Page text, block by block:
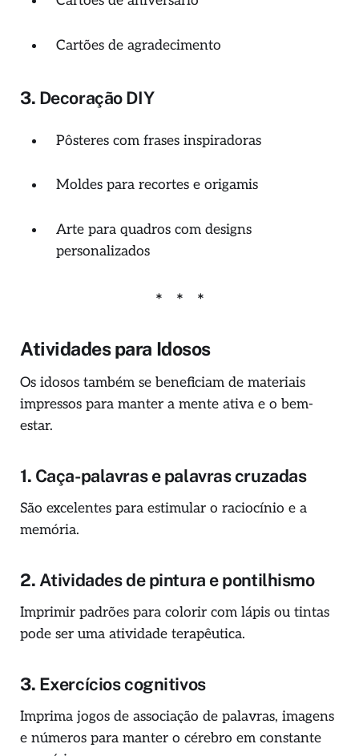
Cartões de agradecimento
3. Decoração DIY
Pôsteres com frases inspiradoras
Moldes para recortes e origamis
Arte para quadros com designs
personalizados
Atividades para Idosos
Os idosos também se beneficiam de materiais
impressos para manter a mente ativa e o bem-
estar.
1. Caça-palavras e palavras cruzadas
São excelentes para estimular o raciocínio e a
memória.
2. Atividades de pintura e pontilhismo
Imprimir padrões para colorir com lápis ou tintas
pode ser uma atividade terapêutica.
3. Exercícios cognitivos
Imprima jogos de associação de palavras, imagens
e números para manter o cérebro em constante